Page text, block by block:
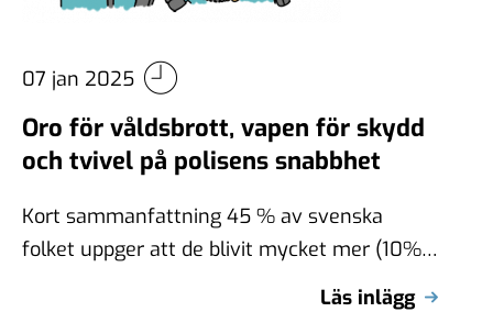
07 jan 2025
Oro för våldsbrott, vapen för skydd
och tvivel på polisens snabbhet
Kort sammanfattning 45 % av svenska
folket uppger att de blivit mycket mer (10%)
Läs inlägg